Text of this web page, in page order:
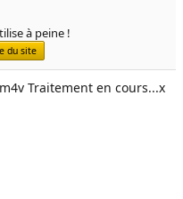
à peine !
du site
Traitement en cours...x